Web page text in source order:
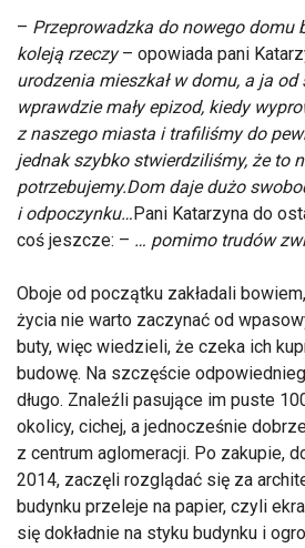
– Przeprowadzka do nowego domu
koleją rzeczy– opowiada pani
urodzenia mieszkał w domu, a ja
wprawdzie mały epizod, kiedy
z naszego miasta i trafiliśmy do
jednak szybko stwierdziliśmy, że to
potrzebujemy.Dom daje dużo
i odpoczynku…Pani Katarzyna do
coś jeszcze: – … pomimo trudów
Oboje od początku zakładali
życia nie warto zaczynać od
buty, więc wiedzieli, że czeka ich
budowę. Na szczęście
długo. Znaleźli pasujące im puste
okolicy, cichej, a jednocześnie
z centrum aglomeracji. Po zakupie,
2014, zaczęli rozglądać się za
budynku przeleje na papier, czyli
się dokładnie na styku budynku i